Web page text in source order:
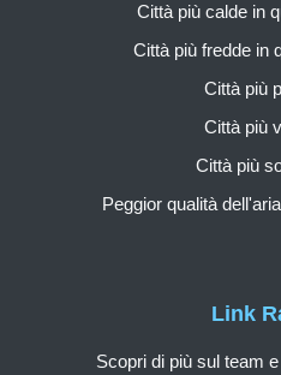
Link
Scopri di più sul team
Città più calde in
Città più fredde in
Città più
Città più
Città più
Peggior qualità